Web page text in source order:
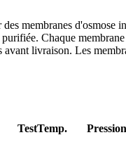
membranes d'osmose
Chaque
livraison. Les
TestTemp.